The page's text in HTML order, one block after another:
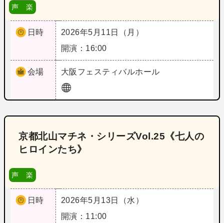
声 楽
日時
2026年5月11日（月）
開演：16:00
会場 大阪 フェスティバルホール
京都北山マチネ・シリーズVol.25《七人の
ヒロインたち》
声 楽
日時
2026年5月13日（水）
開演：11:00